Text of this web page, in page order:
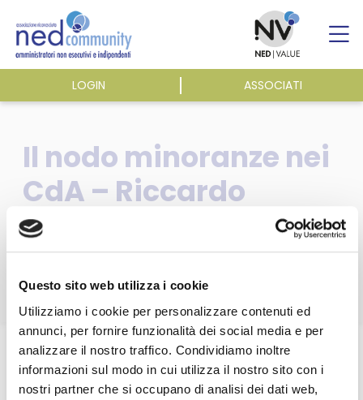
Questo sito web utilizza i cookie
Utilizziamo i cookie per personalizzare contenuti ed
annunci, per fornire funzionalità dei social media e per
analizzare il nostro traffico. Condividiamo inoltre
informazioni sul modo in cui utilizza il nostro sito con i
nostri partner che si occupano di analisi dei dati web,
content
LOGIN ASSOCIATI
ASSOCIAZIONE
ATTIVITÀ
EVENTI E NEWS
PUBBLICAZIONI
Il nodo minoranze nei
CdA – Riccardo
Sabbatini – Il Sole 24
Ore Plus, 24/04/2010
Home/ Pubblicazioni Dicono di noi
Il nodo minoranze nei CdA – Riccardo Sabbatini – Il Sole 24
Ore Plus, 24/04/2010
Questa sezione è riservata agli
associati